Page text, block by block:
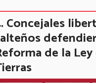
Concejales
de la